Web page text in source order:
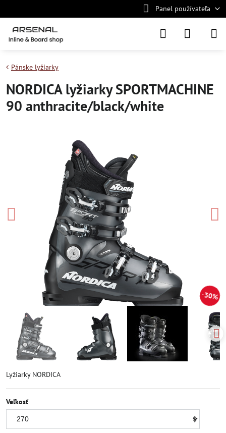
Panel používateľa
30%
Pánske lyžiarky
NORDICA lyžiarky SPORTMACHINE
90 anthracite/black/white
Lyžiarky NORDICA
Veľkosť